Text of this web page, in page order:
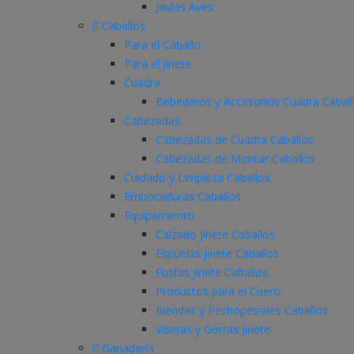
Jaulas Aves
Caballos
Para el Caballo
Para el Jinete
Cuadra
Bebederos y Accesorios Cuadra
Cabezadas
Cabezadas de Cuadra Caballos
Cabezadas de Montar Caballos
Cuidado y Limpieza Caballos
Embocaduras Caballos
Equipamiento
Calzado Jinete Caballos
Espuelas Jinete Caballos
Fustas Jinete Caballos
Productos para el Cuero
Riendas y Pechopetrales Caballos
Viseras y Gorras Jinete
Ganadería